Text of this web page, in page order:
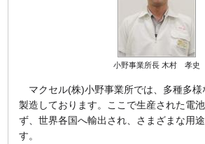
小野事業所長 木村 孝史
マクセル(株)小野事業所では、多種多様
製造しております。ここで生産された電
ず、世界各国へ輸出され、さまざまな用
す。